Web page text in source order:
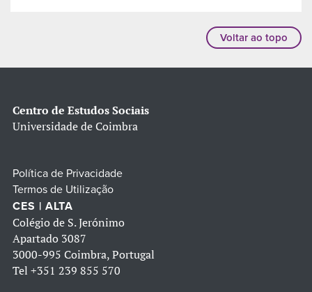
Voltar ao topo
Centro de Estudos Sociais
Universidade de Coimbra
Política de Privacidade
Termos de Utilização
CES | ALTA
Colégio de S. Jerónimo
Apartado 3087
3000-995 Coimbra, Portugal
Tel +351 239 855 570